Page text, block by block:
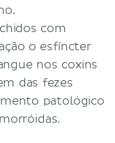
com
o esfíncter
nos coxins
das fezes
patológico